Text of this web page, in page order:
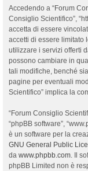
Accedendo a “Forum
Consiglio Scientifico”,
accetta di essere
accetti di essere limitato
utilizzare i servizi offerti
possono cambiare in
tali modifiche, benché
pagine per eventuali
Scientifico” implica la
“Forum Consiglio
“phpBB software”,
è un software per la
GNU General Public
da www.phpbb.com. Il
phpBB Limited non è